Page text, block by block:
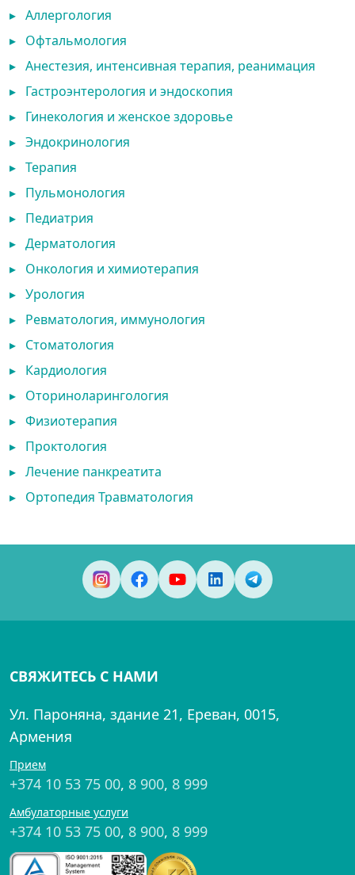
▸ Аллергология
▸ Офтальмология
▸ Анестезия, интенсивная терапия, реанимация
▸ Гастроэнтерология и эндоскопия
▸ Гинекология и женское здоровье
▸ Эндокринология
▸ Терапия
▸ Пульмонология
▸ Педиатрия
▸ Дерматология
▸ Онкология и химиотерапия
▸ Урология
▸ Ревматология, иммунология
▸ Стоматология
▸ Кардиология
▸ Оториноларингология
▸ Физиотерапия
▸ Проктология
▸ Лечение панкреатита
▸ Ортопедия Травматология
СВЯЖИТЕСЬ С НАМИ
Ул. Пароняна, здание 21, Ереван, 0015,
Армения
Прием
+374 10 53 75 00, 8 900, 8 999
Амбулаторные услуги
+374 10 53 75 00, 8 900, 8 999